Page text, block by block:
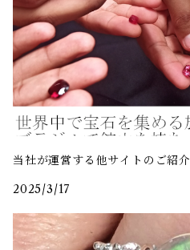
当社が運営する他サイトのご紹介
2025/3/17